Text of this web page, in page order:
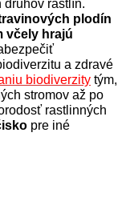
rastlín.
plodín
včely hrajú
a zdravé
biodiverzity tým,
stromov až po
rastlinných
pre iné